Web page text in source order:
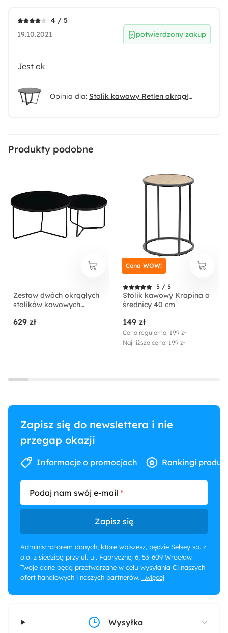
4 / 5
19.10.2021
potwierdzony zakup
Jest ok
Opinia dla: Stolik kawowy Retlen okrągły średnica 77 cm
Produkty podobne
Zestaw dwóch okrągłych
stolików kawowych
629 zł
5 / 5
Stolik kawowy Krapina o
średnicy 40 cm
149 zł
Cena regularna: 199 zł
Najniższa cena: 199 zł
Cena WOW!
Zapisz się do newslettera i nie
przegap okazji
Informacje o promocjach Rankingi
Podaj nam swój e-mail
Zapisz się
Administratorem danych, które wpiszesz, będzie Selsey sp. z
o.o. z siedzibą przy ul. ul. Fabrycznej 6, 53-609 Wrocław.
Twoje dane będą przetwarzane w celu wysyłania Ci naszych
ofert handlowych i naszych partnerów. ...więcej
Wysyłka